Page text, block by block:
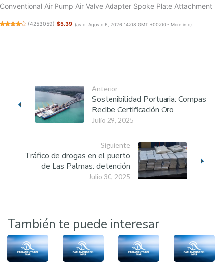
Conventional Air Pump Air Valve Adapter Spoke Plate Attachment
(4253059) $5.39 (as of Agosto 6, 2026 14:08 GMT +00:00 - More info)
Anterior
Julio 29, 2025
Sostenibilidad Portuaria: Compas
Recibe Certificación Oro
Siguiente
Julio 30, 2025
Tráfico de drogas en el puerto
de Las Palmas: detención
También te puede interesar